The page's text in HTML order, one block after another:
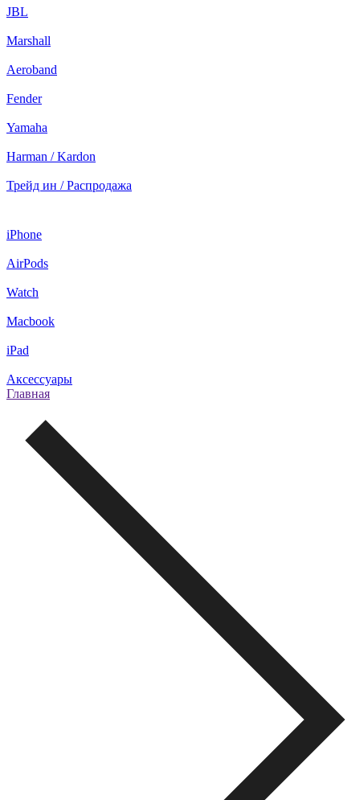
JBL
Marshall
Aeroband
Fender
Yamaha
Harman / Kardon
Трейд ин / Распродажа
iPhone
AirPods
Watch
Macbook
iPad
Аксессуары
Главная